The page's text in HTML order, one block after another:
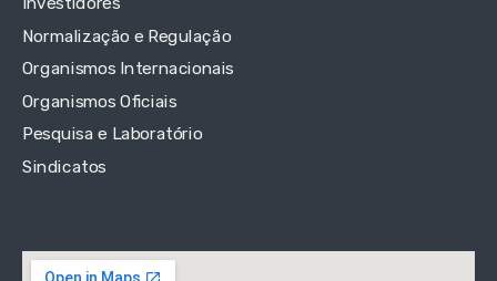
Normalização e Regulação
Organismos Internacionais
Organismos Oficiais
Pesquisa e Laboratório
Sindicatos